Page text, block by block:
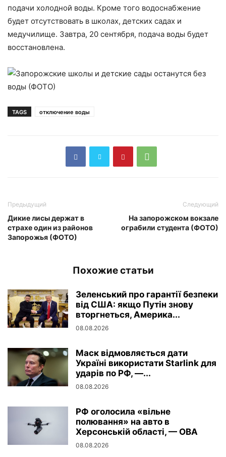
подачи холодной воды. Кроме того водоснабжение
будет отсутствовать в школах, детских садах и
медучилище. Завтра, 20 сентября, подача воды будет
восстановлена.
TAGS отключение воды
Предыдущий
Дикие лисы держат в
страхе один из районов
Запорожья (ФОТО)
Следующий
На запорожском вокзале
ограбили студента (ФОТО)
Похожие статьи
Зеленський про гарантії безпеки
від США: якщо Путін знову
вторгнеться, Америка...
08.08.2026
Маск відмовляється дати
Україні використати Starlink для
ударів по РФ, —...
08.08.2026
РФ оголосила «вільне
полювання» на авто в
Херсонській області, — ОВА
08.08.2026